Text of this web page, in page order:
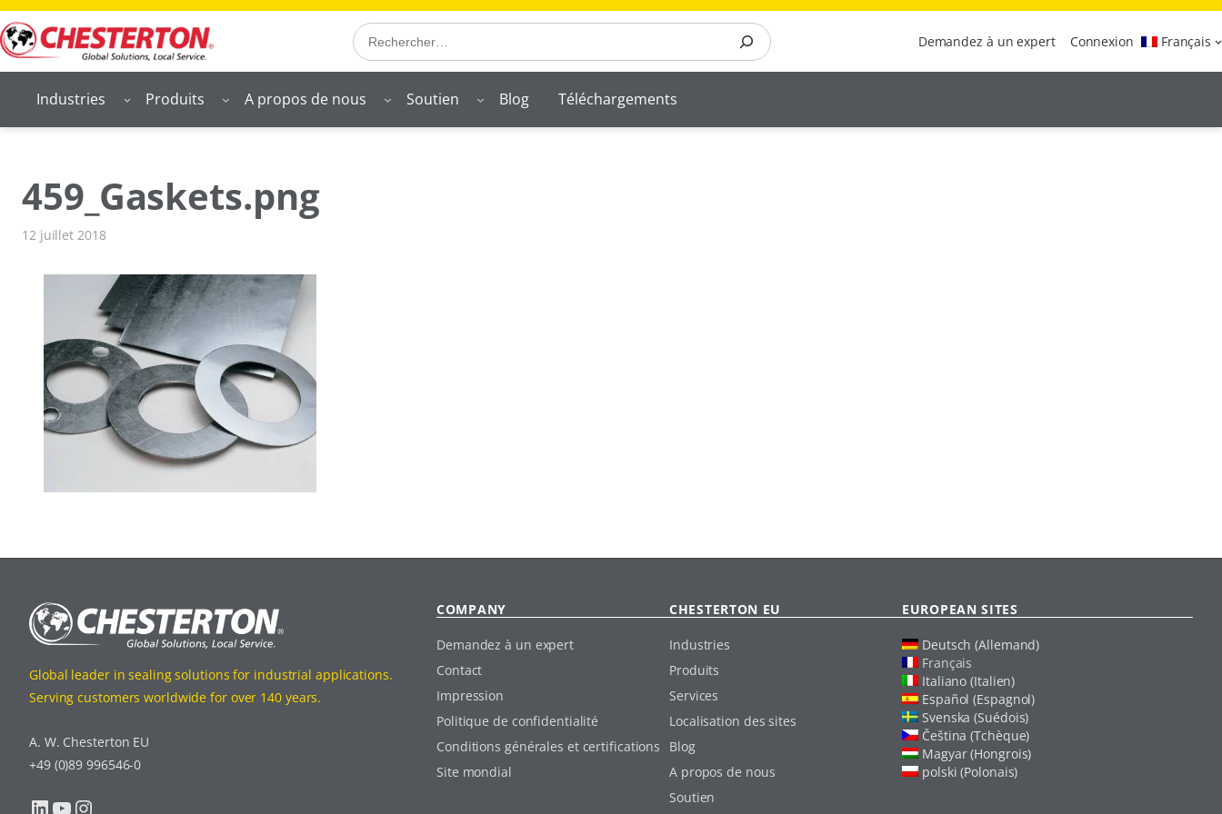
Aller
au
contenu
Search Demandez à un expert Connexion Français
Industries Produits A propos de nous Soutien Blog Téléchargements
459_Gaskets.png
12 juillet 2018
Global leader in sealing solutions for industrial applications.
Serving customers worldwide for over 140 years.
A. W. Chesterton EU
+49 (0)89 996546-0
LinkedIn YouTube Instagram
COMPANY
Demandez à un expert
Contact
Impression
Politique de confidentialité
Conditions générales et certifications
Site mondial
CHESTERTON EU
Industries
Produits
Services
Localisation des sites
Blog
A propos de nous
Soutien
EUROPEAN SITES
Deutsch (Allemand)
Français
Italiano (Italien)
Español (Espagnol)
Svenska (Suédois)
Čeština (Tchèque)
Magyar (Hongrois)
polski (Polonais)